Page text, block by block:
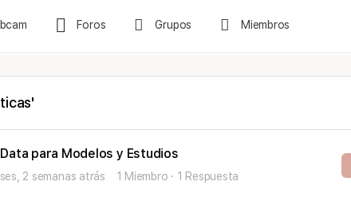
Foros Grupos Miembros
para Modelos y Estudios
2 semanas atrás 1 Miembro · 1 Respuesta